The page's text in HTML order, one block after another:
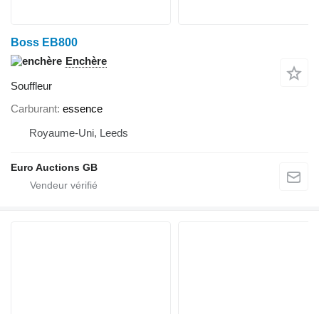
Boss EB800
Enchère
Souffleur
Carburant essence
Royaume-Uni, Leeds
Euro Auctions GB